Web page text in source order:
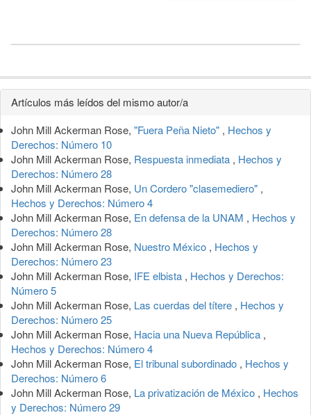
Detalles
del
artículo
Artículos más leídos del mismo autor/a
John Mill Ackerman Rose, "Fuera Peña Nieto" , Hechos y
Derechos: Número 10
John Mill Ackerman Rose, Respuesta inmediata , Hechos y
Derechos: Número 28
John Mill Ackerman Rose, Un Cordero "clasemediero" ,
Hechos y Derechos: Número 4
John Mill Ackerman Rose, En defensa de la UNAM , Hechos y
Derechos: Número 28
John Mill Ackerman Rose, Nuestro México , Hechos y
Derechos: Número 23
John Mill Ackerman Rose, IFE elbista , Hechos y Derechos:
Número 5
John Mill Ackerman Rose, Las cuerdas del títere , Hechos y
Derechos: Número 25
John Mill Ackerman Rose, Hacia una Nueva República ,
Hechos y Derechos: Número 4
John Mill Ackerman Rose, El tribunal subordinado , Hechos y
Derechos: Número 6
John Mill Ackerman Rose, La privatización de México , Hechos
y Derechos: Número 29